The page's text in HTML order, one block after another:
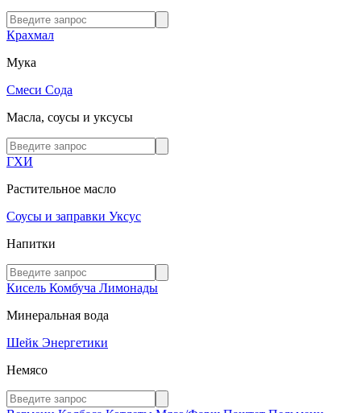
Крахмал
Мука
Смеси Сода
Масла, соусы и уксусы
ГХИ
Растительное масло
Соусы и заправки Уксус
Напитки
Кисель Комбуча Лимонады
Минеральная вода
Шейк Энергетики
Немясо